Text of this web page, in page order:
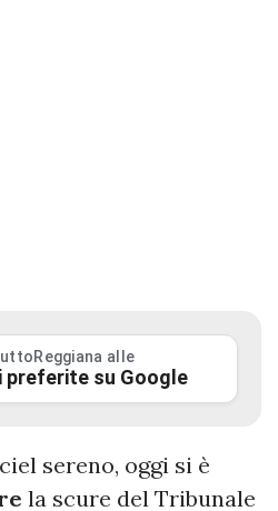
alle
su Google
sereno, oggi si è
la scure del Tribunale